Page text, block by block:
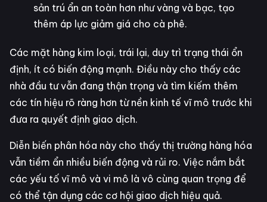
sản trú ẩn an toàn hơn như vàng và bạc, tạo
thêm áp lực giảm giá cho cà phê.
Các mặt hàng kim loại, trái lại, duy trì trạng thái ổn
định, ít có biến động mạnh. Điều này cho thấy các
nhà đầu tư vẫn đang thận trọng và tìm kiếm thêm
các tín hiệu rõ ràng hơn từ nền kinh tế vĩ mô trước khi
đưa ra quyết định giao dịch.
Diễn biến phân hóa này cho thấy thị trường hàng hóa
vẫn tiềm ẩn nhiều biến động và rủi ro. Việc nắm bắt
các yếu tố vĩ mô và vi mô là vô cùng quan trọng để
có thể tận dụng các cơ hội giao dịch hiệu quả.